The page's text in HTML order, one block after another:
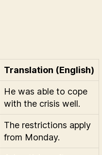
Translation (English)
He was able to cope
with the crisis well.
The restrictions apply
from Monday.